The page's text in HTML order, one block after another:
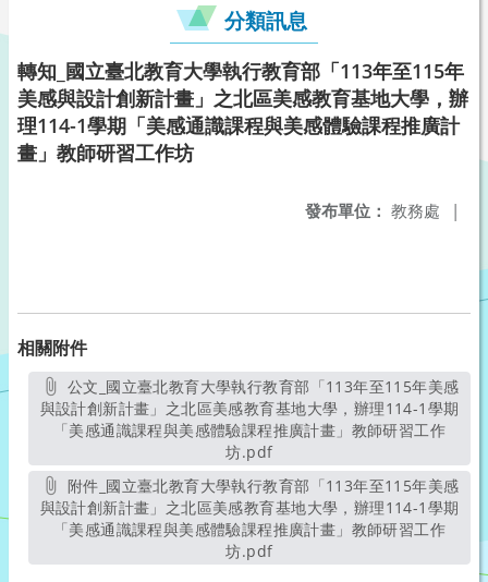
分類訊息
轉知_國立臺北教育大學執行教育部「113年至115年
美感與設計創新計畫」之北區美感教育基地大學，辦
理114-1學期「美感通識課程與美感體驗課程推廣計
畫」教師研習工作坊
發布單位： 教務處 |
相關附件
與設計創新計畫」之北區美感教育基地大學，辦理114-1學期
「美感通識課程與美感體驗課程推廣計畫」教師研習工作
坊.pdf另開新視窗
與設計創新計畫」之北區美感教育基地大學，辦理114-1學期
「美感通識課程與美感體驗課程推廣計畫」教師研習工作
坊.pdf另開新視窗